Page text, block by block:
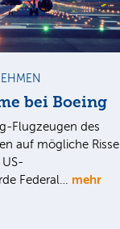
bei Boeing
Flugzeugen des
auf mögliche Risse
Federal… mehr